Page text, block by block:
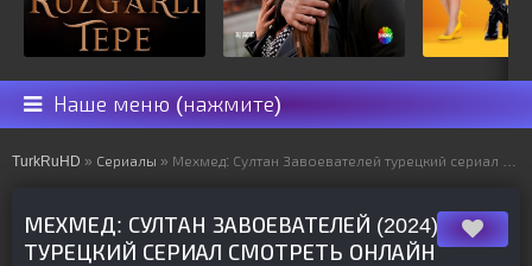
Наше меню (нажмите)
TurkRuHD » Сериалы » Мехмед: Султан Завоевателей турецкий сериал на русском языке все серии смотреть онлайн бесплатно подряд
МЕХМЕД: СУЛТАН ЗАВОЕВАТЕЛЕЙ (2024)
ТУРЕЦКИЙ СЕРИАЛ СМОТРЕТЬ ОНЛАЙН